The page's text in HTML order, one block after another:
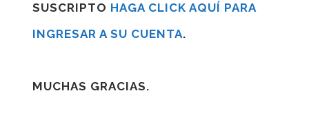
SUSCRIPTO HAGA CLICK AQUÍ PARA
INGRESAR A SU CUENTA.
MUCHAS GRACIAS.